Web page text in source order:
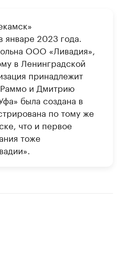
январе 2023 года.
ООО «Ливадия»,
в Ленинградской
принадлежит
и Дмитрию
была создана в
по тому же
что и первое
тоже